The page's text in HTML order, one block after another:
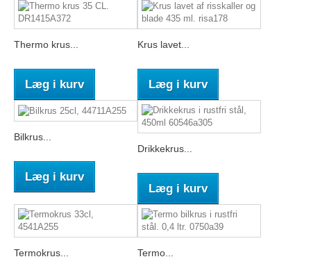
Thermo krus...
Læg i kurv
Krus lavet...
Læg i kurv
Bilkrus...
Læg i kurv
Drikkekrus...
Læg i kurv
Termokrus... Termo...